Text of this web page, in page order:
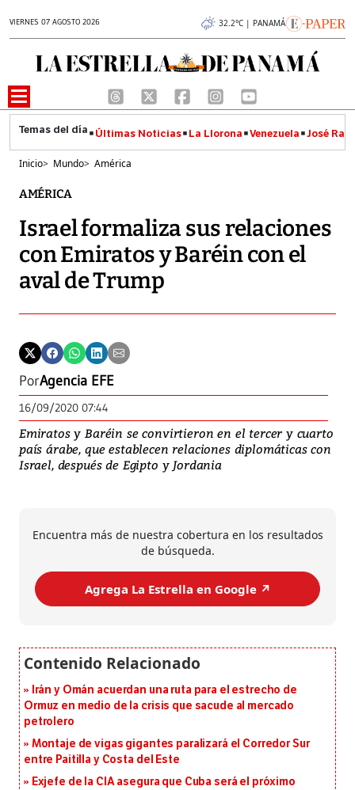
VIERNES 07 AGOSTO 2026 32.2°C | PANAMÁ
Últimas Noticias La Llorona Venezuela José
Inicio> Mundo> América
AMÉRICA
Israel formaliza sus relaciones
con Emiratos y Baréin con el
aval de Trump
PorAgencia EFE
16/09/2020 07:44
Emiratos y Baréin se convirtieron en el tercer y cuarto
país árabe, que establecen relaciones diplomáticas con
Israel, después de Egipto y Jordania
Encuentra más de nuestra cobertura en los resultados
de búsqueda.
Agrega La Estrella en Google ↗️
Irán y Omán acuerdan una ruta para el estrecho de
Ormuz en medio de la crisis que sacude al mercado
petrolero
Montaje de vigas gigantes paralizará el Corredor Sur
entre Paitilla y Costa del Este
Exjefe de la CIA asegura que Cuba será el próximo